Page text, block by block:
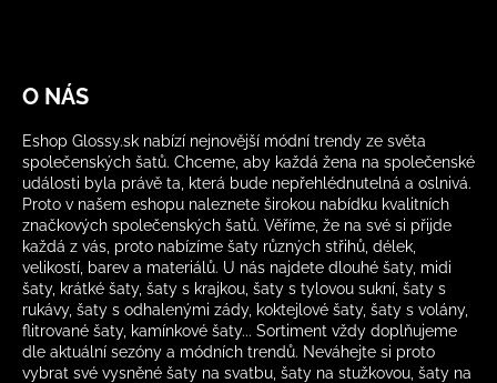
O NÁS
Eshop Glossy.sk nabízí nejnovější módní trendy ze světa
společenských šatů. Chceme, aby každá žena na společenské
události byla právě ta, která bude nepřehlédnutelná a oslnivá.
Proto v našem eshopu naleznete širokou nabídku kvalitních
značkových společenských šatů. Věříme, že na své si přijde
každá z vás, proto nabízíme šaty různých střihů, délek,
velikostí, barev a materiálů. U nás najdete dlouhé šaty, midi
šaty, krátké šaty, šaty s krajkou, šaty s tylovou sukní, šaty s
rukávy, šaty s odhalenými zády, koktejlové šaty, šaty s volány,
flitrované šaty, kamínkové šaty... Sortiment vždy doplňujeme
dle aktuální sezóny a módních trendů. Neváhejte si proto
vybrat své vysněné šaty na svatbu, šaty na stužkovou, šaty na